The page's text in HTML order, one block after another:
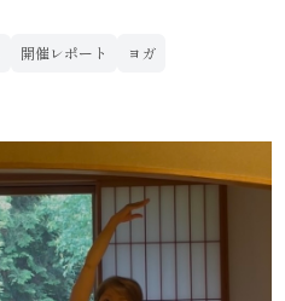
開催レポート ヨガ